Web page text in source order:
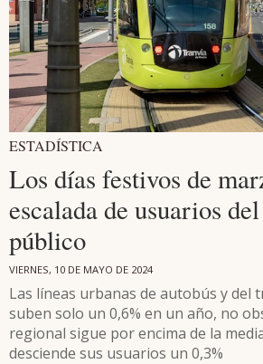
ESTADÍSTICA
Los días festivos de
escalada de usuarios
público
VIERNES, 10 DE MAYO DE 2024
Las líneas urbanas de autobús y del
suben solo un 0,6% en un año, no
regional sigue por encima de la
desciende sus usuarios un 0,3%